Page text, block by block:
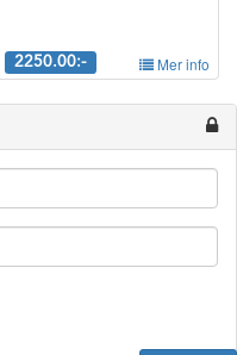
2250.00:- Mer info